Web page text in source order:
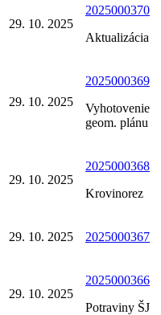
29. 10. 2025
2025000370
Aktualizácia
29. 10. 2025
2025000369
Vyhotovenie
geom. plánu
29. 10. 2025
2025000368
Krovinorez
29. 10. 2025 2025000367
29. 10. 2025
2025000366
Potraviny ŠJ